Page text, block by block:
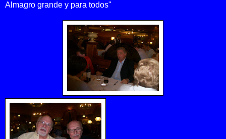
Almagro grande y para todos"